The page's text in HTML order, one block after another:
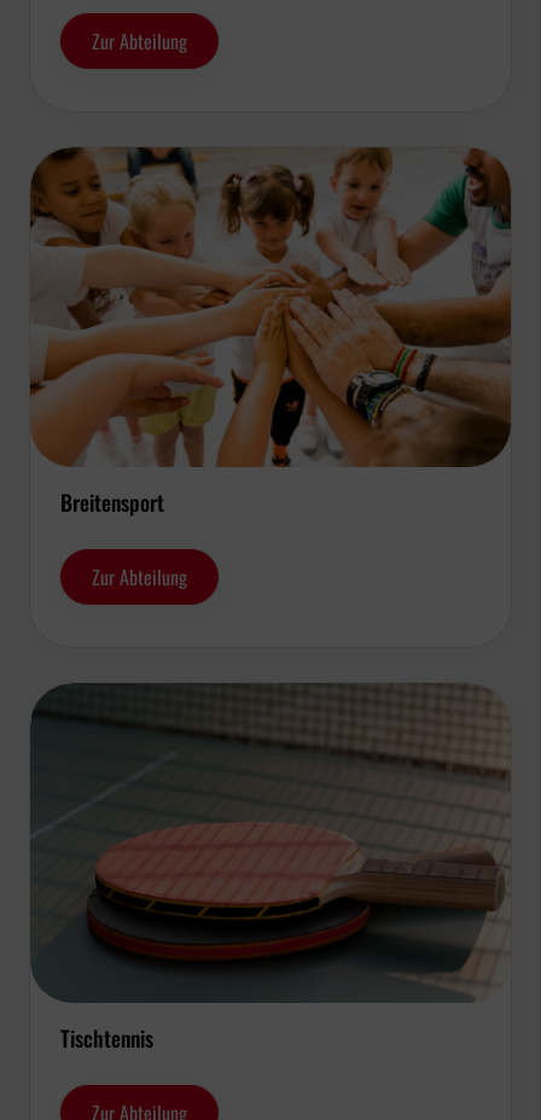
Zur Abteilung
Breitensport
Zur Abteilung
Tischtennis
Zur Abteilung